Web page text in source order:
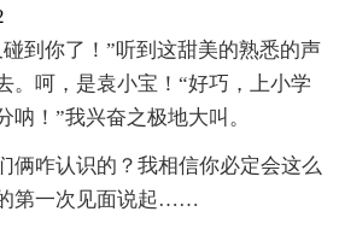
到你了！”听到这甜美的熟悉的声
。呵，是袁小宝！“好巧，上小学
！”我兴奋之极地大叫。
俩咋认识的？我相信你必定会这么
第一次见面说起……